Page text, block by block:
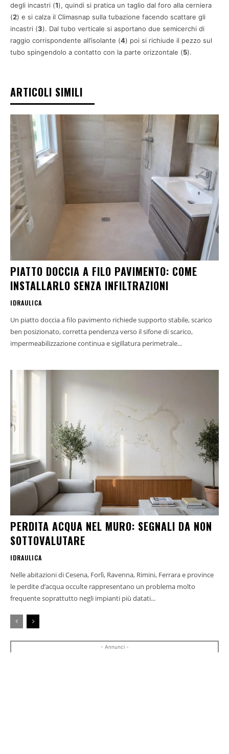
degli incastri (1), quindi si pratica un taglio dal foro alla cerniera
(2) e si calza il Climasnap sulla tubazione facendo scattare gli
incastri (3). Dal tubo verticale si asportano due semicerchi di
raggio corrispondente all’isolante (4) poi si richiude il pezzo sul
tubo spingendolo a contatto con la parte orizzontale (5).
ARTICOLI SIMILI
PIATTO DOCCIA A FILO PAVIMENTO: COME
INSTALLARLO SENZA INFILTRAZIONI
IDRAULICA
Un piatto doccia a filo pavimento richiede supporto stabile, scarico
ben posizionato, corretta pendenza verso il sifone di scarico,
impermeabilizzazione continua e sigillatura perimetrale...
PERDITA ACQUA NEL MURO: SEGNALI DA NON
SOTTOVALUTARE
IDRAULICA
Nelle abitazioni di Cesena, Forlì, Ravenna, Rimini, Ferrara e province
le perdite d’acqua occulte rappresentano un problema molto
frequente soprattutto negli impianti più datati...
- Annunci -